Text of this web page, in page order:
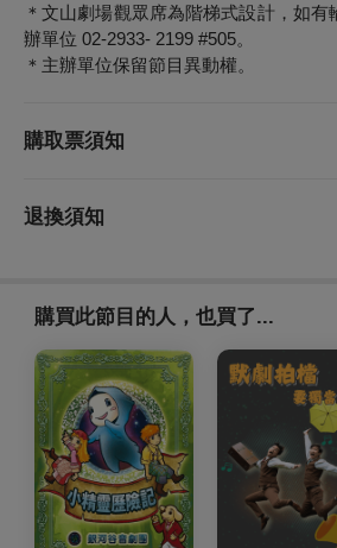
＊文山劇場觀眾席為階梯式設計，如有
辦單位 02-2933- 2199 #505。
＊主辦單位保留節目異動權。
購取票須知
退換須知
購買此節目的人，也買了...